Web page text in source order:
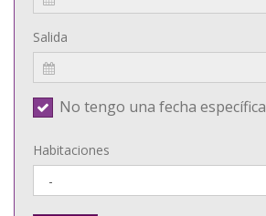
Salida
No tengo una fecha específica
Habitaciones